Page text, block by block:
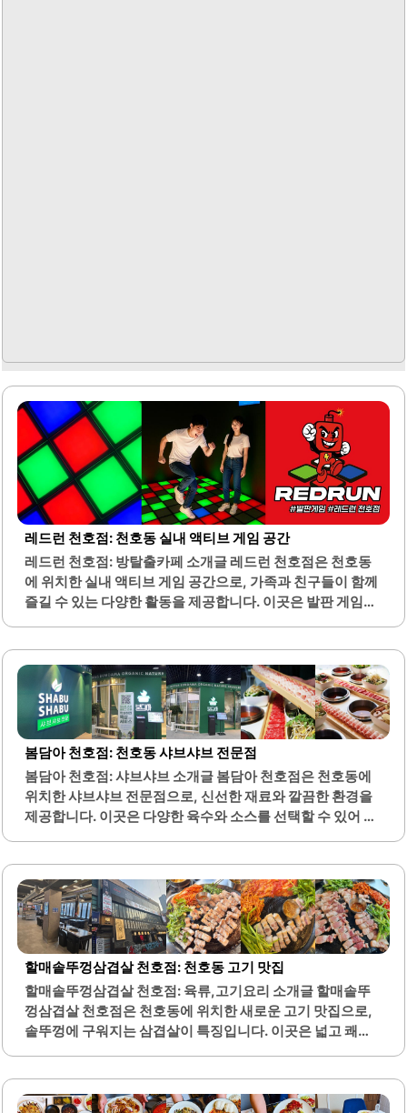
레드런 천호점: 천호동 실내 액티브 게임 공간
레드런 천호점: 방탈출카페 소개글 레드런 천호점은 천호동
에 위치한 실내 액티브 게임 공간으로, 가족과 친구들이 함께
즐길 수 있는 다양한 활동을 제공합니다. 이곳은 발판 게임을
도 많은 움직임을 통해 신체 활동을 즐길 수 있으며, 이는 스
트레스 해소에도 효과적입니다.시설은 깔끔하게 관리되어
있으며, 다양한 사이즈의 실내화가 준비되어 있어 모든 연령
대의 방문객들이 편리하게 이용할 수 있습니다. 특히 어린이
들이 좋아하는 요소가 많아 가족 단위 방문객들에게 적합합
니다. 레드런은 단순한 게임 규칙으로 누구나 쉽게 접근할 수
있으며, 여러 레벨의 난이도가 있어 도전의 재미를 더합니다.
게임을 진행하면서 자연스럽게 운동을 하게 되어,..
봄담아 천호점: 천호동 샤브샤브 전문점
봄담아 천호점: 샤브샤브 소개글 봄담아 천호점은 천호동에
위치한 샤브샤브 전문점으로, 신선한 재료와 깔끔한 환경을
제공합니다. 이곳은 다양한 육수와 소스를 선택할 수 있어 개
적합합니다.특히, 프라이빗한 1인석도 마련되어 있어 혼자서
도 편안하게 식사를 즐길 수 있습니다. 신선한 야채는 무한리
필로 제공되며, 고기와 해산물은 120그램 단위로 추가 주문
이 가능합니다. 또한, 월남쌈과 다양한 후식도 제공되어 식사
후에도 만족감을 느낄 수 있습니다.직원들은 친절하게 서비
스를 제공하며, 매장 내 청결 상태가 잘 유지되고 있습니다.
주차 공간이 넓어 차량 이용 시에도 편리하며, 대중교통으로
도 접근이 용이합니다. 이곳은 데이트 장소로도 적합하며, 가
족과 함께 외식하기에도 좋은..
할매솥뚜껑삼겹살 천호점: 천호동 고기 맛집
할매솥뚜껑삼겹살 천호점: 육류,고기요리 소개글 할매솥뚜
껑삼겹살 천호점은 천호동에 위치한 새로운 고기 맛집으로,
솥뚜껑에 구워지는 삼겹살이 특징입니다. 이곳은 넓고 쾌적
두께로 제공됩니다.또한, 미나리와 김치, 콩나물 등 다양한